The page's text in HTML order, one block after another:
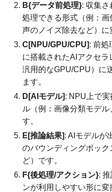
B{データ前処理}: 収集
処理できる形式（例：
声のノイズ除去など）に
C[NPU/GPU/CPU]: 前処
に搭載されたAIアクセ
汎用的なGPU/CPU）に
ます。
D[AIモデル]: NPU上で
ル（例：画像分類モデ
す。
E[推論結果]: AIモデルが
のバウンディングボッ
ど）です。
F{後処理/アクション}:
ンが利用しやすい形に